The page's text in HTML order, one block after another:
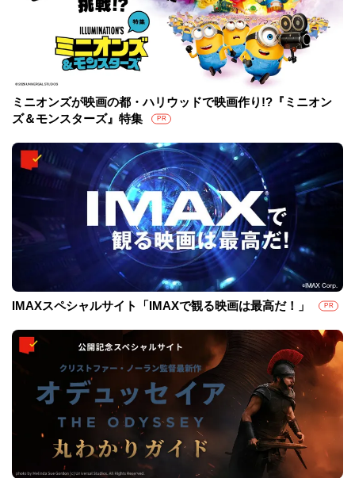
ミニオンズが映画の都・ハリウッドで映画作り!?『ミニオン
ズ＆モンスターズ』特集
PR
IMAXスペシャルサイト「IMAXで観る映画は最高だ！」 PR